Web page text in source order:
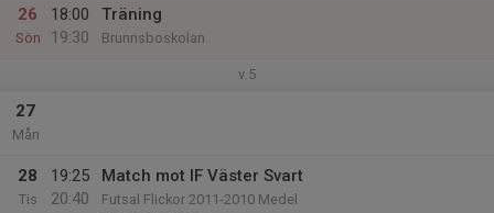
26
Sön
18:00
19:30
Träning
Brunnsboskolan
v.5
27
Mån
28
Tis
19:25
20:40
Match mot IF Väster Svart
Futsal Flickor 2011-2010 Medel